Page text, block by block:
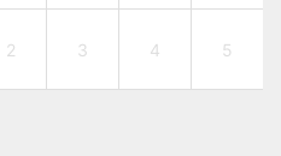
2 3 4 5